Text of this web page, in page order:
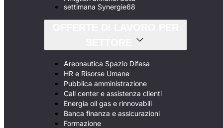
settimana Synergie68
Areonautica Spazio Difesa
HR e Risorse Umane
Pubblica amministrazione
Call center e assistenza clienti
Energia oil gas e rinnovabili
Banca finanza e assicurazioni
Formazione